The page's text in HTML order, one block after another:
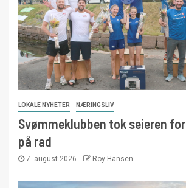
LOKALE NYHETER NÆRINGSLIV
Svømmeklubben tok seieren
på rad
7. august 2026 Roy Hansen